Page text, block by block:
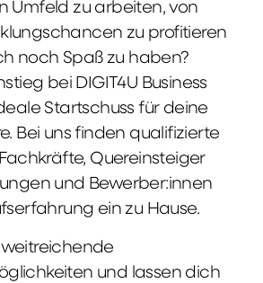
Umfeld zu arbeiten, von
zu profitieren
noch Spaß zu haben?
bei DIGIT4U Business
Startschuss für deine
Bei uns finden qualifizierte
Quereinsteiger
und Bewerber:innen
ein zu Hause.
und lassen dich